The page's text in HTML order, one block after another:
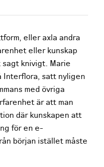
eller axla andra
eller kunskap
sagt knivigt. Marie
Interflora, satt nyligen
med övriga
är att man
där kunskapen att
för en e-
början istället måste